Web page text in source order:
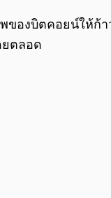
ของบิตคอยน์ให้ก้
ยตลอด